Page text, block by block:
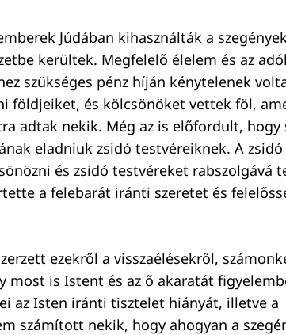
Júdában kihasználták a
kerültek. Megfelelő élelem és az
szükséges pénz híján kénytelenek
földjeiket, és kölcsönöket vettek föl,
adtak nekik. Még az is előfordult, hogy
eladniuk zsidó testvéreiknek. A
és zsidó testvéreket rabszolgává
a felebarát iránti szeretet és
ezekről a visszaélésekről,
most is Istent és az ő akaratát
az Isten iránti tisztelet hiányát, illetve a
számított nekik, hogy ahogyan a